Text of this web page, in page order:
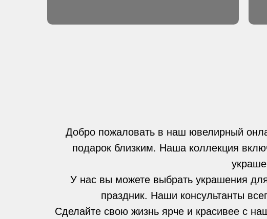
Добро пожаловать в наш ювелирный
подарок близким. Наша коллекция
У нас вы можете выбрать украшения
праздник. Наши консультанты
Сделайте свою жизнь ярче и красивее с